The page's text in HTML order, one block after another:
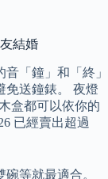
結婚
「鐘」和「終」
免送鐘錶。 夜燈
盒都可以依你的
已經賣出超過
等就最適合。